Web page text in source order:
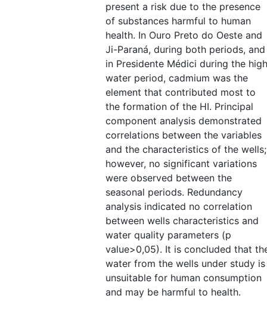
present a risk due to the presence
of substances harmful to human
health. In Ouro Preto do Oeste and
Ji-Paraná, during both periods, and
in Presidente Médici during the high
water period, cadmium was the
element that contributed most to
the formation of the HI. Principal
component analysis demonstrated
correlations between the variables
and the characteristics of the wells;
however, no significant variations
were observed between the
seasonal periods. Redundancy
analysis indicated no correlation
between wells characteristics and
water quality parameters (p
value>0,05). It is concluded that
water from the wells under study is
unsuitable for human consumption
and may be harmful to health.